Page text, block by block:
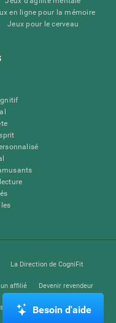
en ligne pour la mémoire
Jeux pour le cerveau
La Direction de CogniFit
un affilié Devenir revendeur
Centre de Confiance
Besoin d'aide